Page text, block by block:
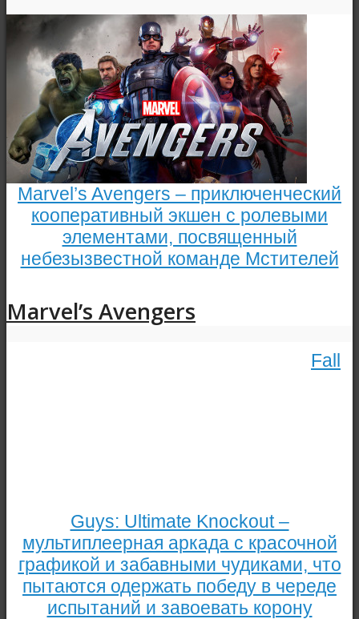
Marvel’s Avengers – приключенческий
кооперативный экшен с ролевыми
элементами, посвященный
небезызвестной команде Мстителей
Marvel’s Avengers
Fall
Guys: Ultimate Knockout –
мультиплеерная аркада с красочной
графикой и забавными чудиками, что
пытаются одержать победу в череде
испытаний и завоевать корону